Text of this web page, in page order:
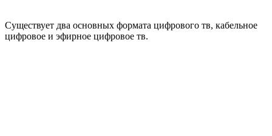
Существует два основных формата цифрового тв, кабельное
цифровое и эфирное цифровое тв.